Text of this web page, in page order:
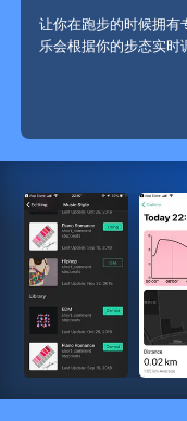
让你在跑步的时候拥有
乐会根据你的步态实时